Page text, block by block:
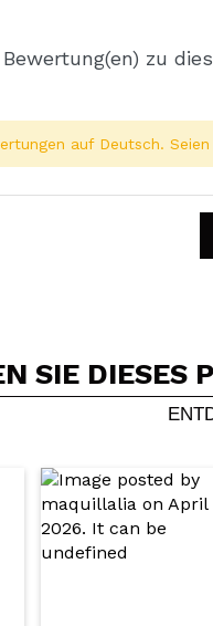
zu
Ein Video oder
Dein Video könnte das erste
empfehlen? Ja
auf Deutsch.
SIE DIESES